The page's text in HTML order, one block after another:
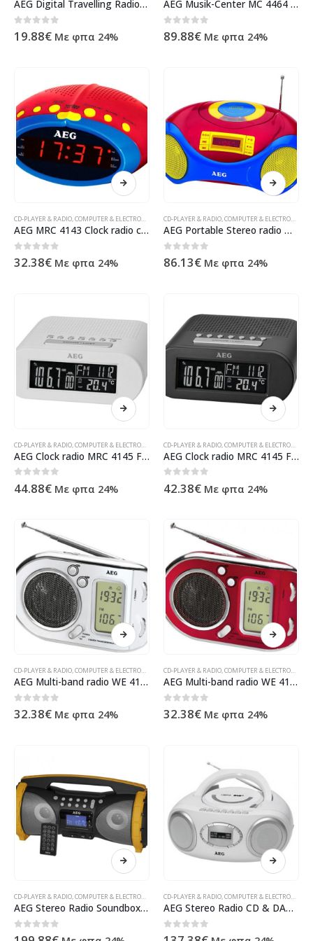
AEG Digital Travelling Radio DRR 4107
0 out of 5
19.88€ Με φπα 24%
AEG Musik-Center MC 4464 CD/MP3 Kids Line
0out of 5
89.88€ Με φπα 24%
CD-PLAYER & RADIO,COMPUTER & ELECTRONIC CONSUMER ELECTRONIC,ΠΡΟΪΌΝΤΑ ΠΛΗΡΟΦΟΡΙΚΉΣ
AEG MRC 4143 Clock radio color
0 out of 5
32.38€ Με φπα 24%
CD-PLAYER & RADIO,COMPUTER & ELECTRONIC
AEG Portable Stereo radio with CD SR 4363 CD Kids Line
0out of 5
86.13€ Με φπα 24%
CD-PLAYER & RADIO,COMPUTER & ELECTRONIC CONSUMER ELECTRONIC,ΠΡΟΪΌΝΤΑ ΠΛΗΡΟΦΟΡΙΚΉΣ
AEG Clock radio MRC 4145 F White
0out of 5
44.88€ Με φπα 24%
CD-PLAYER & RADIO,COMPUTER & ELECTRONIC
AEG Clock radio MRC 4145 F Black
0out of 5
42.38€ Με φπα 24%
CD-PLAYER & RADIO,COMPUTER & ELECTRONIC CONSUMER ELECTRONIC,ΠΡΟΪΌΝΤΑ ΠΛΗΡΟΦΟΡΙΚΉΣ
AEG Multi-band radio WE 4125 White
0out of 5
32.38€ Με φπα 24%
CD-PLAYER & RADIO,COMPUTER & ELECTRONIC
AEG Multi-band radio WE 4125 Red
0out of 5
32.38€ Με φπα 24%
CD-PLAYER & RADIO,COMPUTER & ELECTRONIC CONSUMER ELECTRONIC,ΠΡΟΪΌΝΤΑ ΠΛΗΡΟΦΟΡΙΚΉΣ
AEG Stereo Radio Soundbox AUS/BT/USB SR 4367 BT Grey/Yellow
0 out of 5
CD-PLAYER & RADIO,COMPUTER & ELECTRONIC
AEG Stereo Radio CD & DAB+ SR 4370 CD/DAB+/USB white
0 out of 5